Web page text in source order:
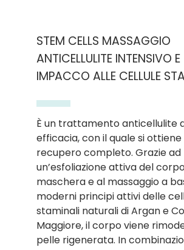
STEM CELLS MASSAGGIO
ANTICELLULITE INTENSIVO E
IMPACCO ALLE CELLULE
È un trattamento anticellulite
efficacia, con il quale si ottiene
recupero completo. Grazie ad
un’esfoliazione attiva del
maschera e al massaggio a
moderni principi attivi delle
staminali naturali di Argan e
Maggiore, il corpo viene
pelle rigenerata. In